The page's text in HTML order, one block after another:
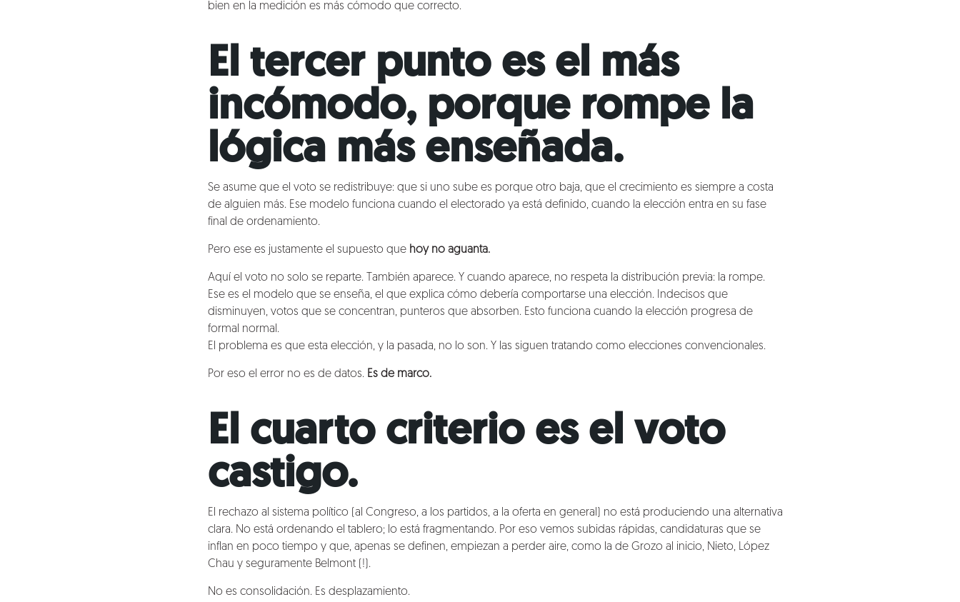
bien en la medición es más cómodo que correcto.
El tercer punto es el más
incómodo, porque rompe la
lógica más enseñada.
Se asume que el voto se redistribuye: que si uno sube es porque otro baja, que el crecimiento es siempre a costa
de alguien más. Ese modelo funciona cuando el electorado ya está definido, cuando la elección entra en su fase
final de ordenamiento.
Pero ese es justamente el supuesto que hoy no aguanta.
Aquí el voto no solo se reparte. También aparece. Y cuando aparece, no respeta la distribución previa: la rompe.
Ese es el modelo que se enseña, el que explica cómo debería comportarse una elección. Indecisos que
disminuyen, votos que se concentran, punteros que absorben. Esto funciona cuando la elección progresa de
formal normal.
El problema es que esta elección, y la pasada, no lo son. Y las siguen tratando como elecciones convencionales.
Por eso el error no es de datos. Es de marco.
El cuarto criterio es el voto
castigo.
El rechazo al sistema político (al Congreso, a los partidos, a la oferta en general) no está produciendo una alternativa
clara. No está ordenando el tablero; lo está fragmentando. Por eso vemos subidas rápidas, candidaturas que se
inflan en poco tiempo y que, apenas se definen, empiezan a perder aire, como la de Grozo al inicio, Nieto, López
Chau y seguramente Belmont (!).
No es consolidación. Es desplazamiento.